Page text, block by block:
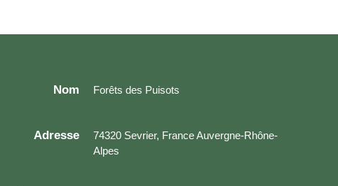
Nom Forêts des Puisots
Adresse
74320 Sevrier, France Auvergne-Rhône-
Alpes